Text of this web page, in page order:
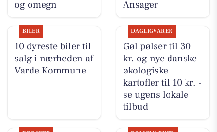
og omegn
Ansager
BILER
10 dyreste biler til
salg i nærheden af
Varde Kommune
DAGLIGVARER
Gøl pølser til 30
kr. og nye danske
økologiske
kartofler til 10 kr. -
se ugens lokale
tilbud